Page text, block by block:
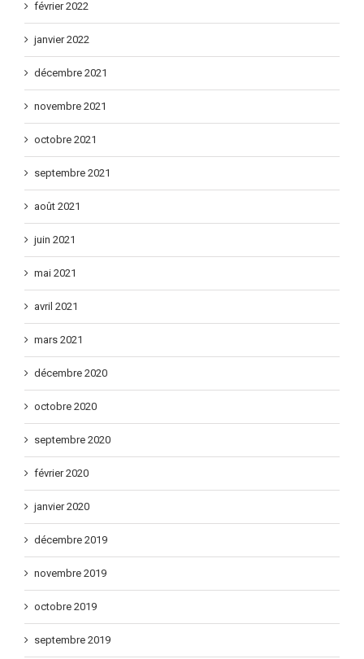
février 2022
janvier 2022
décembre 2021
novembre 2021
octobre 2021
septembre 2021
août 2021
juin 2021
mai 2021
avril 2021
mars 2021
décembre 2020
octobre 2020
septembre 2020
février 2020
janvier 2020
décembre 2019
novembre 2019
octobre 2019
septembre 2019